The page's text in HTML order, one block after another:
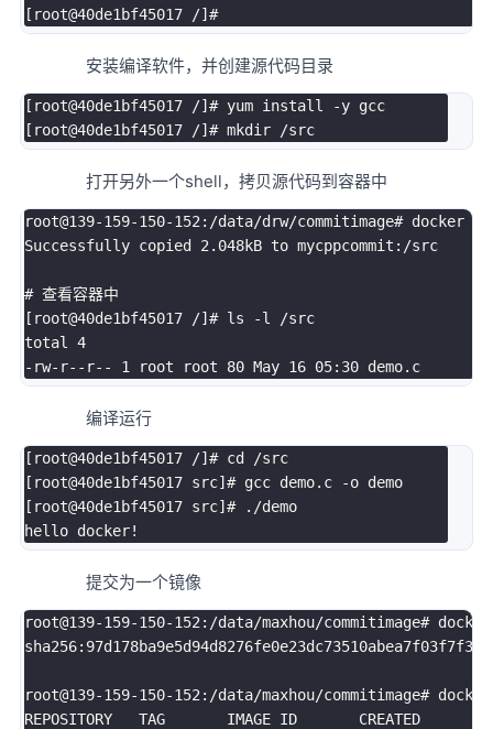
[ root@40de1bf45017 /]#
安装编译软件，并创建源代码目录
[ root@40de1bf45017 /]# yum install -y gcc
[ root@40de1bf45017 /]# mkdir /src
打开另外一个shell，拷贝源代码到容器中
root@139-159-150-152:/data/drw/commitimage# docker
Successfully copied 2 .048kB to mycppcommit:/src
# 查看容器中
[ root@40de1bf45017 /]# ls -l /src
total 4
-rw-r--r-- 1 root root 80 May 16
编译运行
[ root@40de1bf45017 /]# cd /src
[ root@40de1bf45017 src]# gcc demo.c -o demo
[ root@40de1bf45017 src]# ./demo
hello docker!
提交为一个镜像
root@139-159-150-152:/data/maxhou/commitimage# docker
root@139-159-150-152:/data/maxhou/commitimage#
REPOSITORY   TAG       IMAGE ID       CREATED